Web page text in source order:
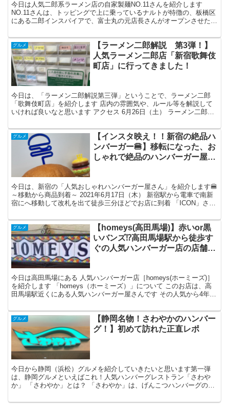
今日は人気二郎系ラーメン店の自家製麺NO.11さんを紹介します
NO.11さんは、トッピングで上に乗っているナルトが特徴の、板橋区
にある二郎インスパイアで、富士丸の元店長さんがオープンさせたお
グルメ
【ラーメン二郎解説 第3弾！】
人気ラーメン二郎店「新宿歌舞伎
町店」に行ってきました！
今日は、「ラーメン二郎解説第三弾」ということで、ラーメン二郎
「歌舞伎町店」を紹介します 店内の雰囲気や、ルール等を解説して
いければ良いなと思います アクセス 6月26日（土） ラーメン二郎
グルメ
【インスタ映え！！新宿の絶品ハ
ンバーガー🍔】移転になった、お
しゃれで絶品のハンバーガー屋さ
今日は、新宿の「人気おしゃれハンバーガー屋さん」を紹介します🍔
～移動から商品到着～ 2021年6月17日（木） 新宿駅から電車で南新
宿にへ移動して改札を出て徒歩三分ほどでお店に到着 「ICON」さん
グルメ
【homeys(高田馬場)】赤いor黒
いバンズ⁉高田馬場駅から徒歩す
ぐの人気ハンバーガー店の店舗情
今日は高田馬場にある 人気ハンバーガー店［homeys(ホーミーズ)］
を紹介します 「homeys（ホーミーズ）」について このお店は、高
田馬場駅近くにある人気ハンバーガー屋さんです その人気から4年連
グルメ
【静岡名物！さわやかのハンバー
グ！】初めて訪れた正直レポ
今日から静岡（浜松）グルメを紹介していきたいと思います第一弾
は、静岡グルメといえばこれ！人気ハンバーグレストラン「さわや
か」 「さわやか」とは？ 「さわやか」は、げんこつハンバーグの炭